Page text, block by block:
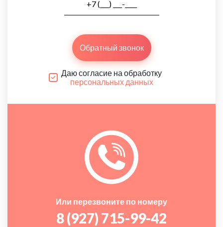
Обратный звонок
Даю согласие на обработку
персональных данных
Или перезвоните по номеру
8 (927) 715-99-42